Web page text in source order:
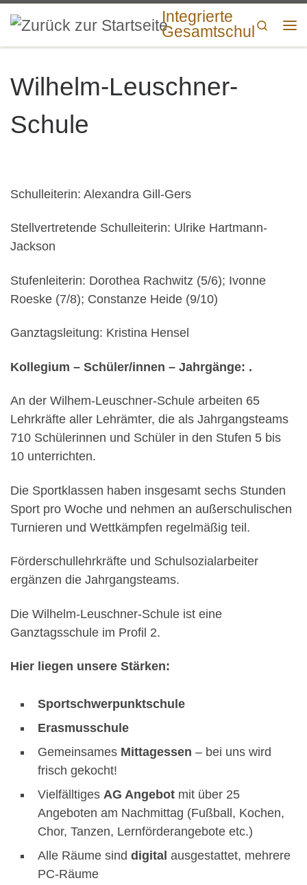
Zum Inhalt springen
Integrierte
Gesamtschulen
Search
Wilhelm-Leuschner-
Schule
Schulleiterin: Alexandra Gill-Gers
Stellvertretende Schulleiterin: Ulrike Hartmann-
Jackson
Stufenleiterin: Dorothea Rachwitz (5/6); Ivonne
Roeske (7/8); Constanze Heide (9/10)
Ganztagsleitung: Kristina Hensel
Kollegium – Schüler/innen – Jahrgänge: .
An der Wilhem-Leuschner-Schule arbeiten 65
Lehrkräfte aller Lehrämter, die als Jahrgangsteams
710 Schülerinnen und Schüler in den Stufen 5 bis
10 unterrichten.
Die Sportklassen haben insgesamt sechs Stunden
Sport pro Woche und nehmen an außerschulischen
Turnieren und Wettkämpfen regelmäßig teil.
Förderschullehrkräfte und Schulsozialarbeiter
ergänzen die Jahrgangsteams.
Die Wilhelm-Leuschner-Schule ist eine
Ganztagsschule im Profil 2.
Hier liegen unsere Stärken:
Sportschwerpunktschule
Erasmusschule
Gemeinsames Mittagessen – bei uns wird
frisch gekocht!
Vielfälltiges AG Angebot mit über 25
Angeboten am Nachmittag (Fußball, Kochen,
Chor, Tanzen, Lernförderangebote etc.)
Alle Räume sind digital ausgestattet, mehrere
PC-Räume